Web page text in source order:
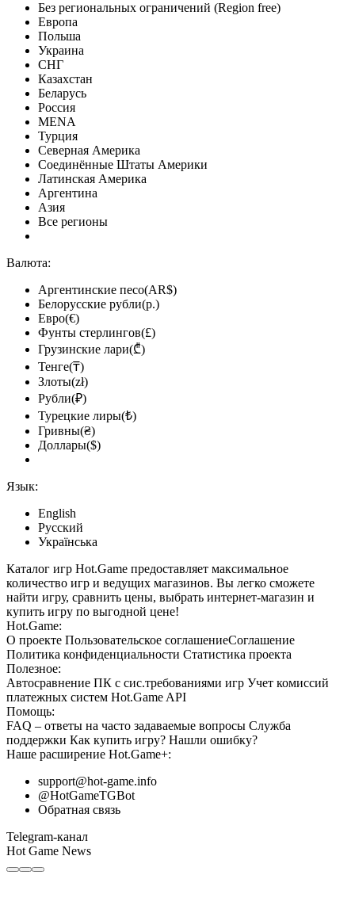
Без региональных ограничений (Region free)
Европа
Польша
Украина
СНГ
Казахстан
Беларусь
Россия
MENA
Турция
Северная Америка
Соединённые Штаты Америки
Латинская Америка
Аргентина
Азия
Все регионы
Валюта:
Аргентинские песо(AR$)
Белорусские рубли(р.)
Евро(€)
Фунты стерлингов(£)
Грузинские лари(₾)
Тенге(₸)
Злоты(zł)
Рубли(₽)
Турецкие лиры(₺)
Гривны(₴)
Доллары($)
Язык:
English
Русский
Українська
Каталог игр Hot.Game предоставляет максимальное
количество игр и ведущих магазинов. Вы легко сможете
найти игру, сравнить цены, выбрать интернет-магазин и
купить игру по выгодной цене!
Hot.Game:
О проекте Пользовательское соглашениеСоглашение
Политика конфиденциальности Статистика проекта
Полезное:
Автосравнение ПК с сис.требованиями игр Учет комиссий
платежных систем Hot.Game API
Помощь:
FAQ – ответы на часто задаваемые вопросы Служба
поддержки Как купить игру? Нашли ошибку?
Наше расширение Hot.Game+:
support@hot-game.info
@HotGameTGBot
Обратная связь
Telegram-канал
Hot Game News